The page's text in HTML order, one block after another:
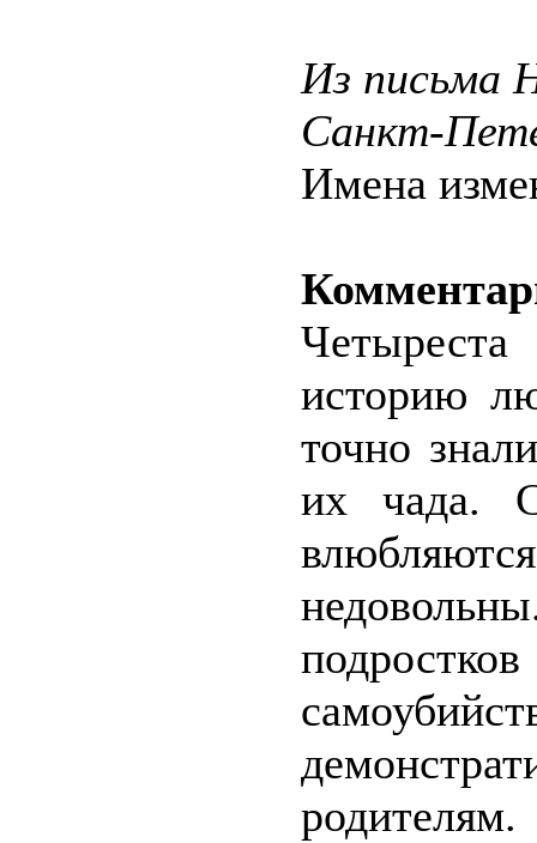
Из письма
Санкт-
Имена
историю
точно
их чада.
родителям.